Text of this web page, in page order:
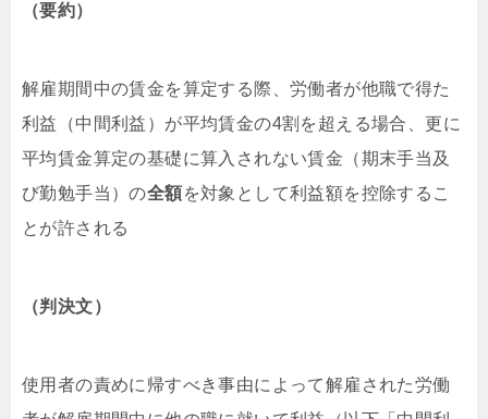
（要約）
解雇期間中の賃金を算定する際、労働者が他職で得た
利益（中間利益）が平均賃金の4割を超える場合、更に
平均賃金算定の基礎に算入されない賃金（期末手当及
び勤勉手当）の全額を対象として利益額を控除するこ
とが許される
（判決文）
使用者の責めに帰すべき事由によって解雇された労働